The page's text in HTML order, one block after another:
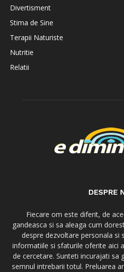
Divertisment
Stima de Sine
Terapii Naturiste
Nutritie
Relatii
DESPRE
Fiecare om este diferit, de
gandeasca si sa aleaga cum
despre dezvoltare personala si
informatiile si sfaturile oferite aici
de cercetare. Sunteti incurajati sa
semnul intrebarii totul. Preluarea